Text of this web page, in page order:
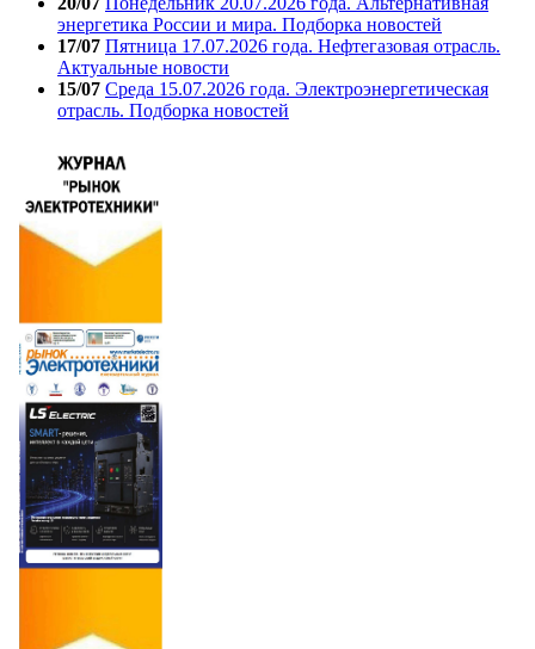
энергетика России и мира. Подборка новостей
17/07 Пятница 17.07.2026 года. Нефтегазовая отрасль.
Актуальные новости
15/07 Среда 15.07.2026 года. Электроэнергетическая
отрасль. Подборка новостей